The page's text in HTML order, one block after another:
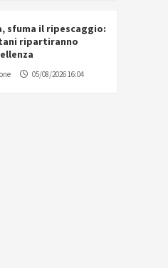
sfuma il ripescaggio:
ripartiranno
05/08/2026 16:04